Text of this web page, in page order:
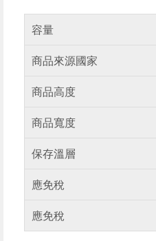
容量
商品來源國家
商品高度
商品寬度
保存溫層
應免稅
應免稅